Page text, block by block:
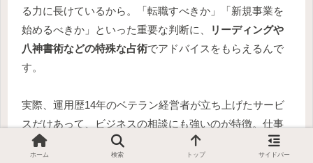
る力に長けているから。「転職すべきか」「新規事業を
始めるべきか」といった重要な判断に、
リーディングや
八神書術などの特殊な占術でアドバイスをもらえるんで
す。
実際、運用歴14年のベテラン経営者が立ち上げたサービ
スだけあって、ビジネスの相談にも強いのが特徴。仕事
の行き詰まり、プロの視点で解決しませんか?
ホーム 検索 トップ サイドバー